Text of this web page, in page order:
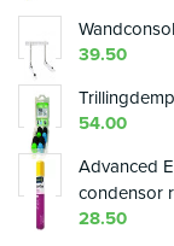
39.50
54.00
Advanced
condensor
28.50